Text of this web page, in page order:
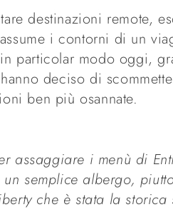
destinazioni remote,
i contorni di un
in particolar modo oggi,
deciso di
ben più osannate.
assaggiare i menù di
semplice albergo,
che è stata la storica